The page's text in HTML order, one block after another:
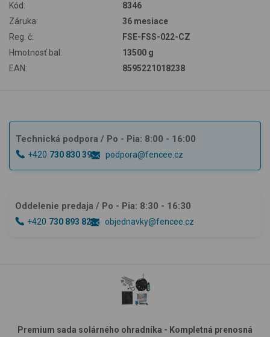
Kód:
8346
Záruka:
36 mesiace
Reg. č:
FSE-FSS-022-CZ
Hmotnosť bal:
13500 g
EAN:
8595221018238
Technická podpora / Po - Pia: 8:00 - 16:00
+420 730 830 393 podpora@fencee.cz
Oddelenie predaja / Po - Pia: 8:30 - 16:30
+420 730 893 828 objednavky@fencee.cz
Premium sada solárného ohradníka - Kompletná prenosná